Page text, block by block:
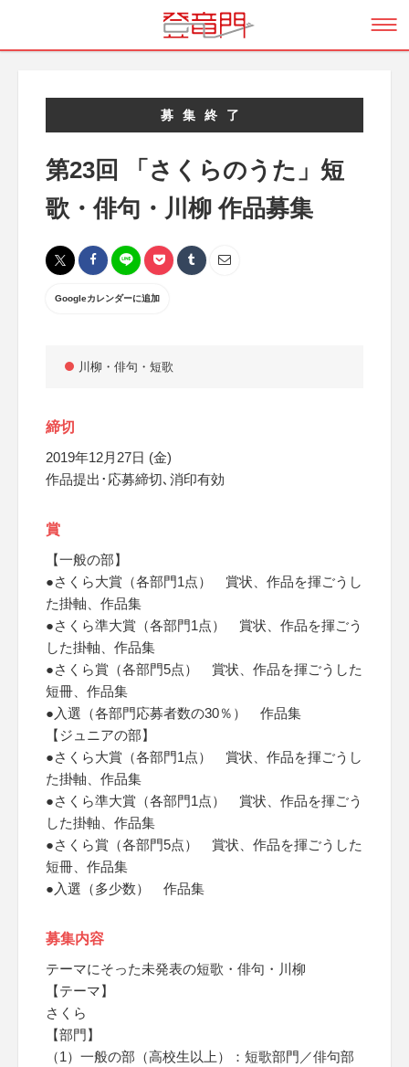
募集終了
第23回 「さくらのうた」短
歌・俳句・川柳 作品募集
Googleカレンダーに追加
川柳・俳句・短歌
締切
2019年12月27日 (金)
作品提出･応募締切､消印有効
賞
【一般の部】
●さくら大賞（各部門1点） 賞状、作品を揮ごうし
た掛軸、作品集
●さくら準大賞（各部門1点） 賞状、作品を揮ごう
した掛軸、作品集
●さくら賞（各部門5点） 賞状、作品を揮ごうした
短冊、作品集
●入選（各部門応募者数の30％） 作品集
【ジュニアの部】
●さくら大賞（各部門1点） 賞状、作品を揮ごうし
た掛軸、作品集
●さくら準大賞（各部門1点） 賞状、作品を揮ごう
した掛軸、作品集
●さくら賞（各部門5点） 賞状、作品を揮ごうした
短冊、作品集
●入選（多少数） 作品集
募集内容
テーマにそった未発表の短歌・俳句・川柳
【テーマ】
さくら
【部門】
（1）一般の部（高校生以上）：短歌部門／俳句部